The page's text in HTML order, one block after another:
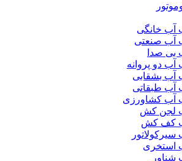
آب خانگی
آب صنعتی
بی صدا
آب دو پروانه
آب بشقابی
آب طبقاتی
آب کشاورزی
لجن کش
کف کش
سیرکولاتور
استخری
شناور